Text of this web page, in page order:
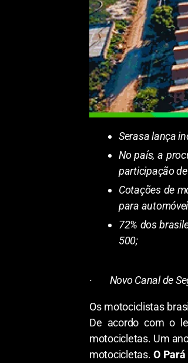
Serasa lança
No país, a
participação
Cotações de
para
72% dos
500;
· Novo Canal de
Os motociclistas
De acordo com o
motocicletas. Um
motocicletas.O